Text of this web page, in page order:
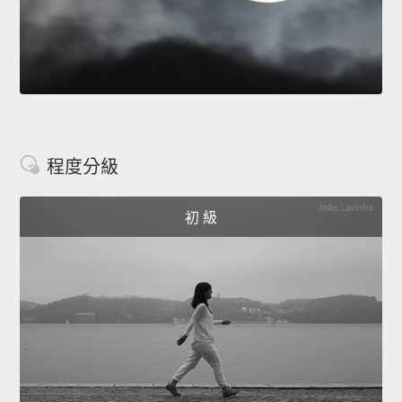
程度分級
初 級